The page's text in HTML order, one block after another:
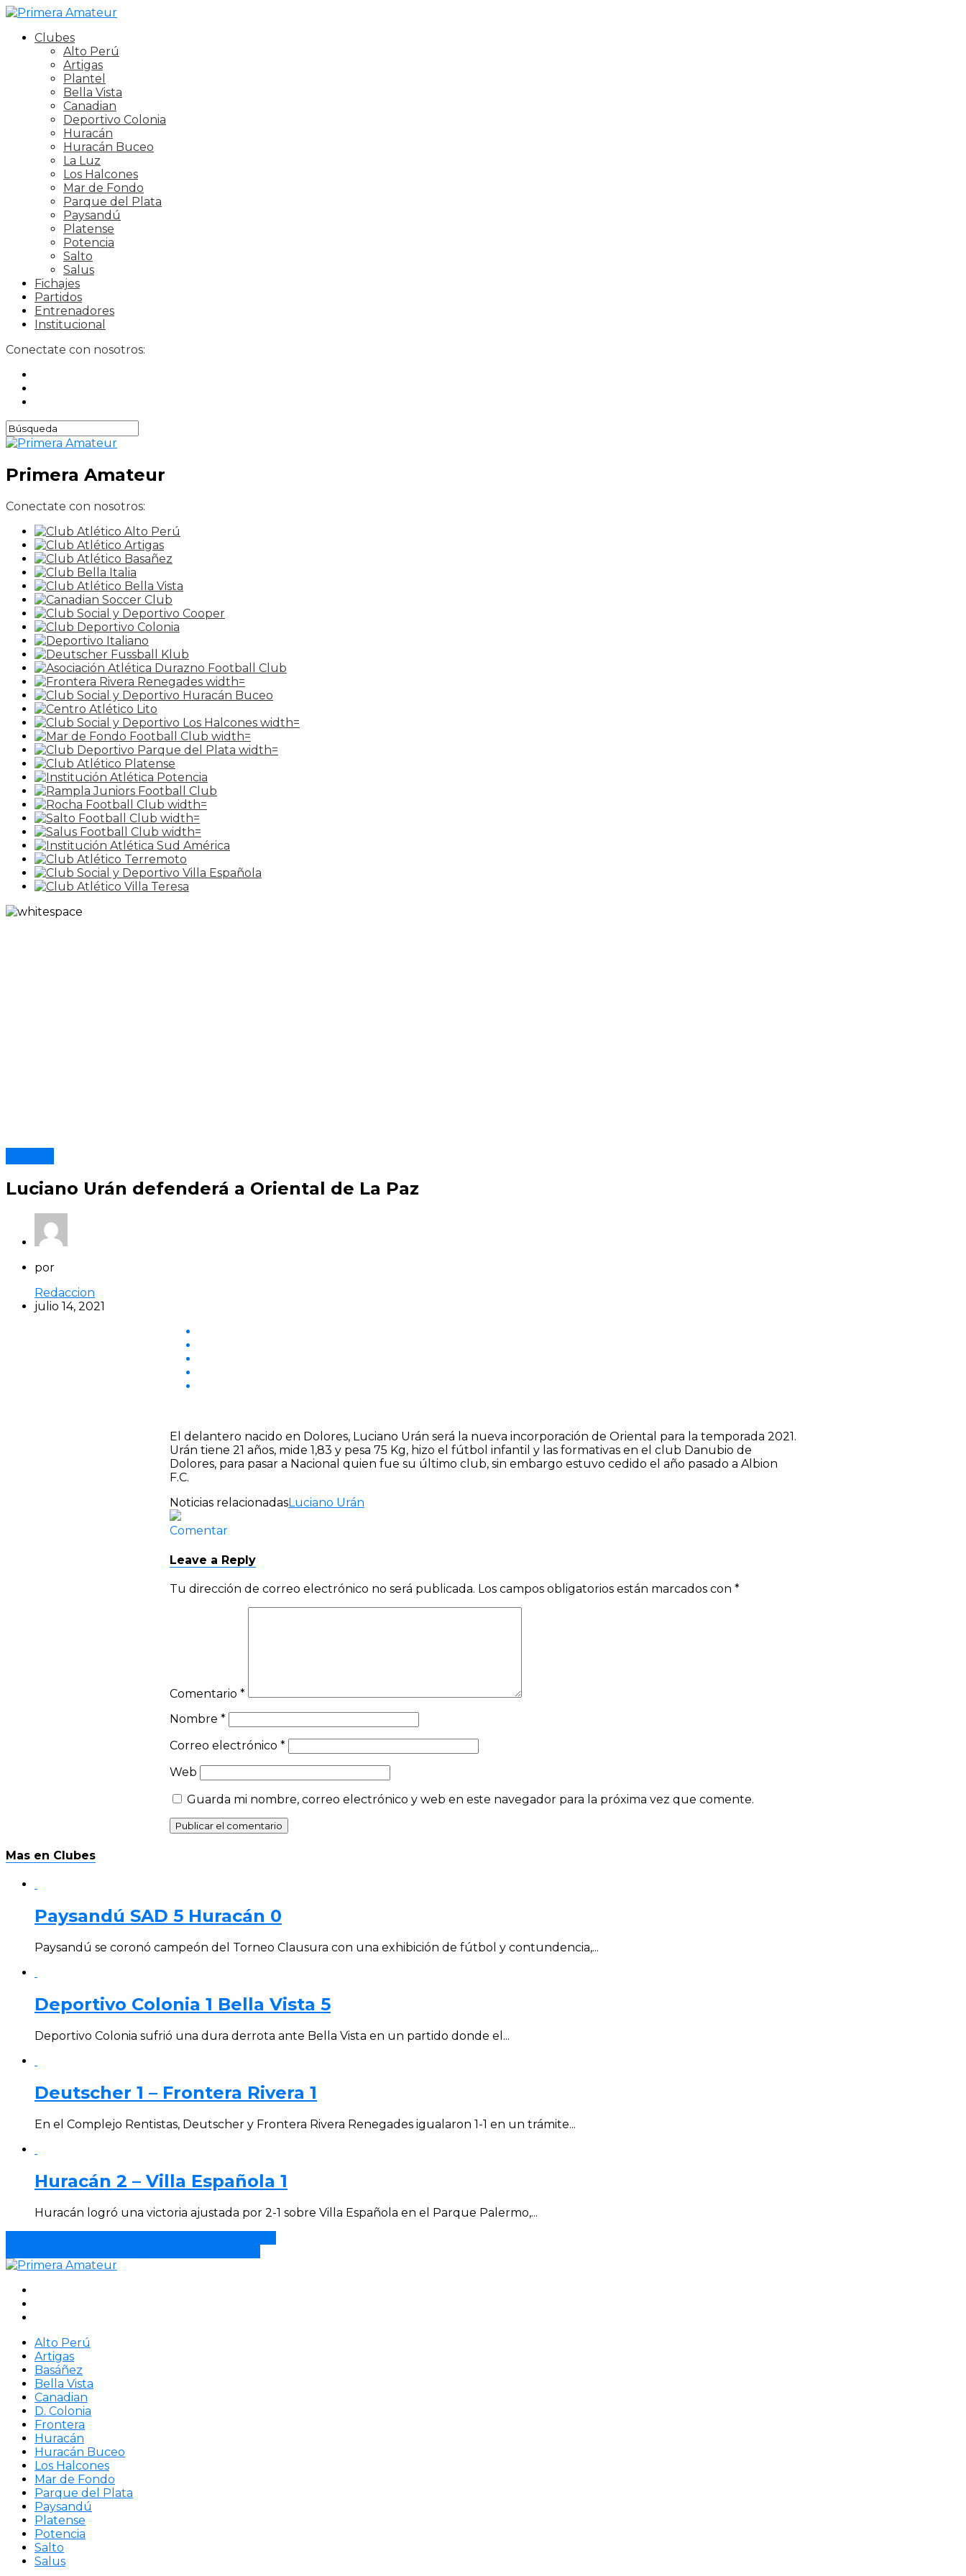
Clubes
Alto Perú
Artigas
Plantel
Bella Vista
Canadian
Deportivo Colonia
Huracán
Huracán Buceo
La Luz
Los Halcones
Mar de Fondo
Parque del Plata
Paysandú
Platense
Potencia
Salto
Salus
Fichajes
Partidos
Entrenadores
Institucional
Conectate con nosotros:
Primera Amateur
Conectate con nosotros:
Luciano Urán defenderá a Oriental de La Paz
por
Redaccion
julio 14, 2021
El delantero nacido en Dolores, Luciano Urán será la nueva incorporación de Oriental para la temporada 2021.
Urán tiene 21 años, mide 1,83 y pesa 75 Kg, hizo el fútbol infantil y las formativas en el club Danubio de
Dolores, para pasar a Nacional quien fue su último club, sin embargo estuvo cedido el año pasado a Albion
F.C.
Noticias relacionadasLuciano Urán
Comentar
Leave a Reply
Tu dirección de correo electrónico no será publicada. Los campos obligatorios están marcados con *
Comentario *
Nombre *
Correo electrónico *
Web
Guarda mi nombre, correo electrónico y web en este navegador para la próxima vez que comente.
Mas en Clubes
Paysandú SAD 5 Huracán 0
Paysandú se coronó campeón del Torneo Clausura con una exhibición de fútbol y contundencia,...
Deportivo Colonia 1 Bella Vista 5
Deportivo Colonia sufrió una dura derrota ante Bella Vista en un partido donde el...
Deutscher 1 – Frontera Rivera 1
En el Complejo Rentistas, Deutscher y Frontera Rivera Renegades igualaron 1-1 en un trámite...
Huracán 2 – Villa Española 1
Huracán logró una victoria ajustada por 2-1 sobre Villa Española en el Parque Palermo,...
Alto Perú
Artigas
Basáñez
Bella Vista
Canadian
D. Colonia
Frontera
Huracán
Huracán Buceo
Los Halcones
Mar de Fondo
Parque del Plata
Paysandú
Platense
Potencia
Salto
Salus